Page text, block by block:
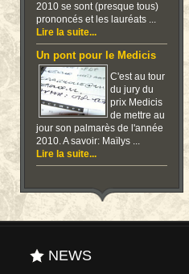
2010 se sont (presque tous)
prononcés et les lauréats ...
Lire la suite...
Un pont pour le Medicis
C'est au tour
du jury du
prix Medicis
de mettre au
jour son palmarès de l'année
2010. A savoir: Maïlys ...
Lire la suite...
NEWS